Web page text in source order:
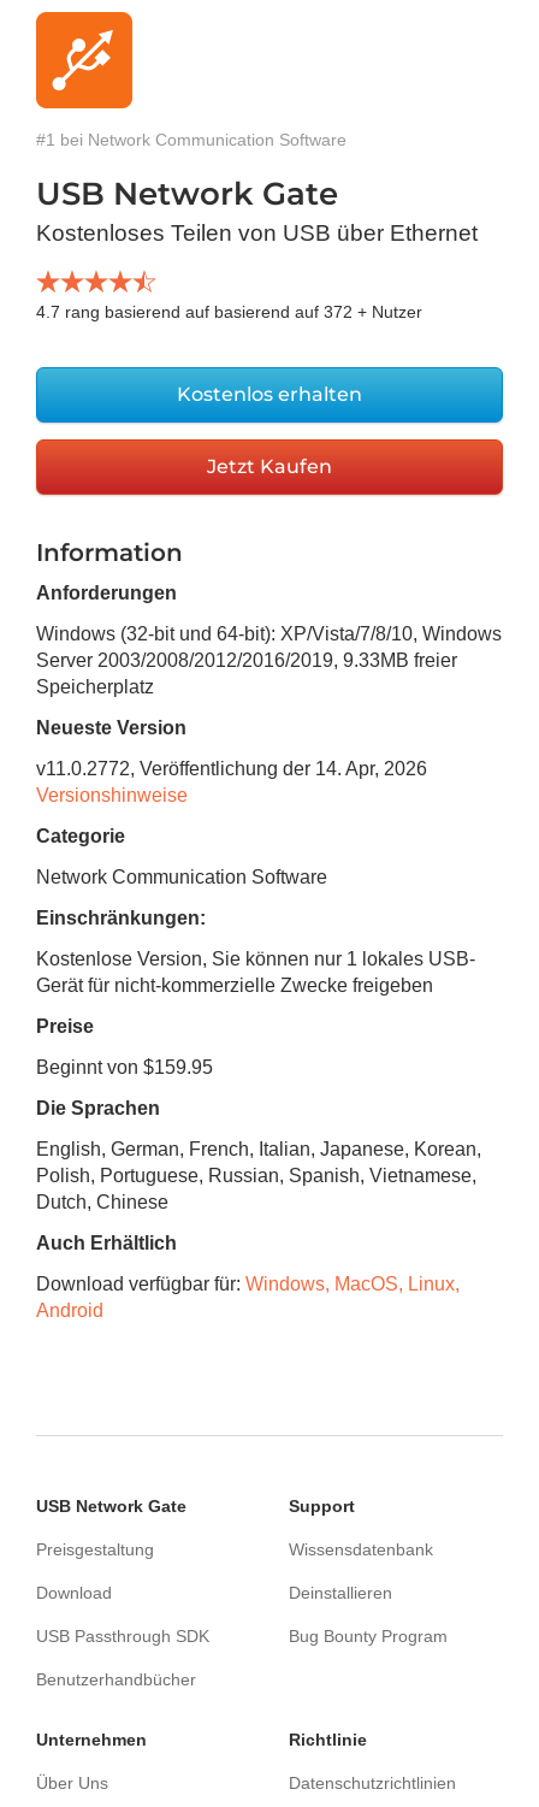
#1 bei Network Communication Software
USB Network Gate
Kostenloses Teilen von USB über Ethernet
4.7 rang basierend auf basierend auf 372 + Nutzer
Kostenlos erhalten
Jetzt Kaufen
Information
Anforderungen
Windows (32-bit und 64-bit): XP/Vista/7/8/10, Windows
Server 2003/2008/2012/2016/2019, 9.33MB freier
Speicherplatz
Neueste Version
v11.0.2772, Veröffentlichung der 14. Apr, 2026
Versionshinweise
Categorie
Network Communication Software
Einschränkungen:
Kostenlose Version, Sie können nur 1 lokales USB-
Gerät für nicht-kommerzielle Zwecke freigeben
Preise
Beginnt von $159.95
Die Sprachen
English, German, French, Italian, Japanese, Korean,
Polish, Portuguese, Russian, Spanish, Vietnamese,
Dutch, Chinese
Auch Erhältlich
Download verfügbar für: Windows, MacOS, Linux,
Android
USB Network Gate
Preisgestaltung
Download
USB Passthrough SDK
Benutzerhandbücher
Support
Wissensdatenbank
Deinstallieren
Bug Bounty Program
Unternehmen
Über Uns
Richtlinie
Datenschutzrichtlinien